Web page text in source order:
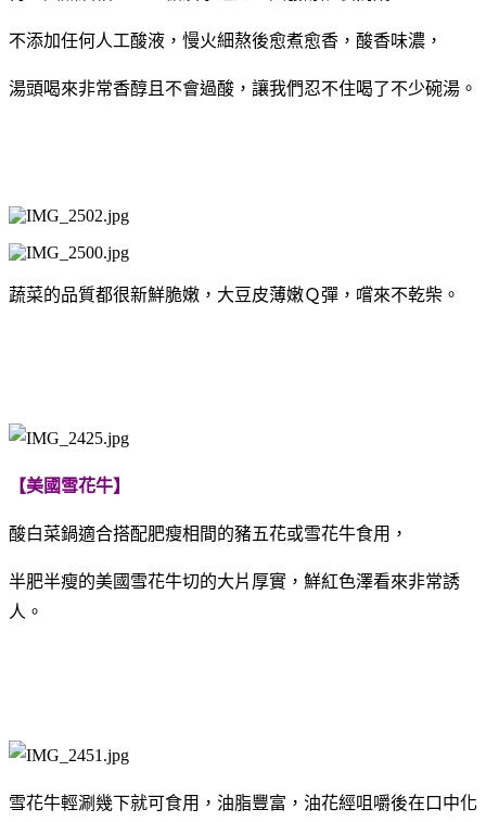
不添加任何人工酸液，慢火細熬後愈煮愈香，酸香味濃，
湯頭喝來非常香醇且不會過酸，讓我們忍不住喝了不少碗湯。
蔬菜的品質都很新鮮脆嫩，大豆皮薄嫩Ｑ彈，嚐來不乾柴。
【美國雪花牛】
酸白菜鍋適合搭配肥瘦相間的豬五花或雪花牛食用，
半肥半瘦的美國雪花牛切的大片厚實，鮮紅色澤看來非常誘
人。
雪花牛輕涮幾下就可食用，油脂豐富，油花經咀嚼後在口中化